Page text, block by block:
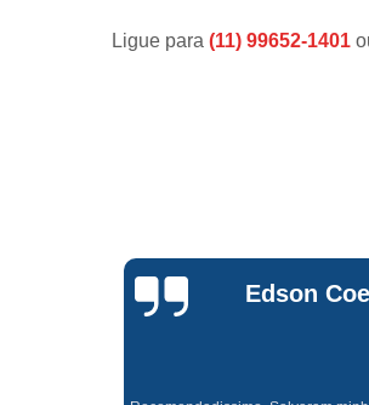
Ligue para (11) 99652-1401